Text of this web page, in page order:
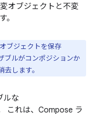
オブジェクトと不変
。
ブジェクトを保存
ブルがコンポジションか
します。
ルな
これは、Compose ラ